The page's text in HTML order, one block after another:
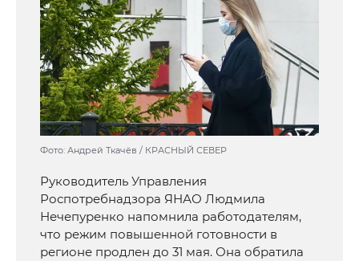
Фото: Андрей Ткачёв / КРАСНЫЙ СЕВЕР
Руководитель Управления
Роспотребнадзора ЯНАО Людмила
Нечепуренко напомнила работодателям,
что режим повышенной готовности в
регионе продлен до 31 мая. Она обратила